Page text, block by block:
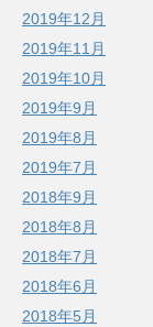
2019年12月
2019年11月
2019年10月
2019年9月
2019年8月
2019年7月
2018年9月
2018年8月
2018年7月
2018年6月
2018年5月